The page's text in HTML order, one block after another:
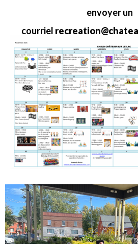
envoyer un
courriel